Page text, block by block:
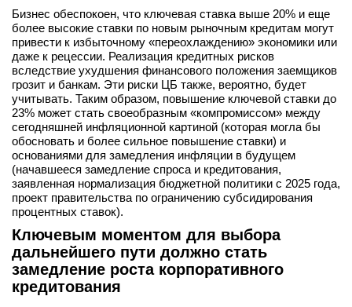
Бизнес обеспокоен, что ключевая ставка выше 20% и еще
более высокие ставки по новым рыночным кредитам могут
привести к избыточному «переохлаждению» экономики или
даже к рецессии. Реализация кредитных рисков
вследствие ухудшения финансового положения заемщиков
грозит и банкам. Эти риски ЦБ также, вероятно, будет
учитывать. Таким образом, повышение ключевой ставки до
23% может стать своеобразным «компромиссом» между
сегодняшней инфляционной картиной (которая могла бы
обосновать и более сильное повышение ставки) и
основаниями для замедления инфляции в будущем
(начавшееся замедление спроса и кредитования,
заявленная нормализация бюджетной политики с 2025 года,
проект правительства по ограничению субсидирования
процентных ставок).
Ключевым моментом для выбора
дальнейшего пути должно стать
замедление роста корпоративного
кредитования